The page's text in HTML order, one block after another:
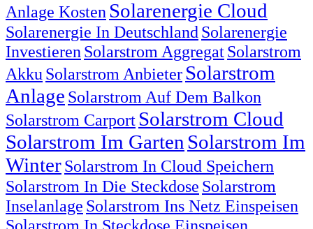
Anlage Kosten Solarenergie Cloud
Solarenergie In Deutschland Solarenergie
Investieren Solarstrom AggregatSolarstrom
Akku Solarstrom Anbieter Solarstrom
Anlage Solarstrom Auf Dem Balkon
Solarstrom Carport Solarstrom Cloud
Solarstrom Im Garten Solarstrom Im
WinterSolarstrom In Cloud Speichern
Solarstrom In Die Steckdose Solarstrom
Inselanlage Solarstrom Ins Netz Einspeisen
Solarstrom In Steckdose Einspeisen